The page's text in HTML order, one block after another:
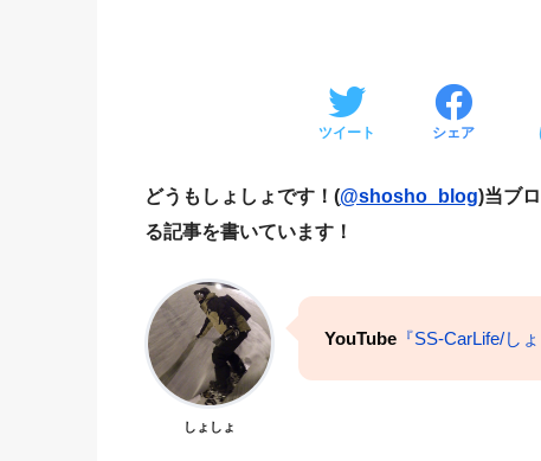
ツイート シェア
どうもしょしょです！(@shosho_blog)当ブ
る記事を書いています！
しょしょ
YouTube 『SS-CarLife/しょ